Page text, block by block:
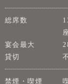
総席数
宴会最大
貸切
禁煙・喫煙